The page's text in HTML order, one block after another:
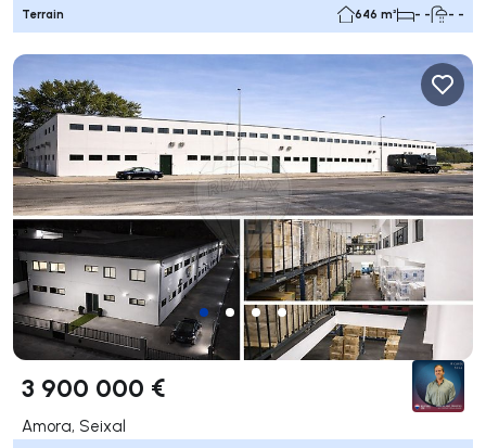
Terrain 646 m² - - - -
3 900 000 €
Amora, Seixal